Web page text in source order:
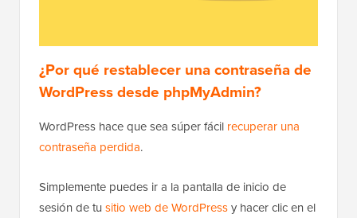
¿Por qué restablecer una contraseña de
WordPress desde phpMyAdmin?
WordPress hace que sea súper fácil recuperar una
contraseña perdida.
Simplemente puedes ir a la pantalla de inicio de
sesión de tu sitio web de WordPressy hacer clic en el